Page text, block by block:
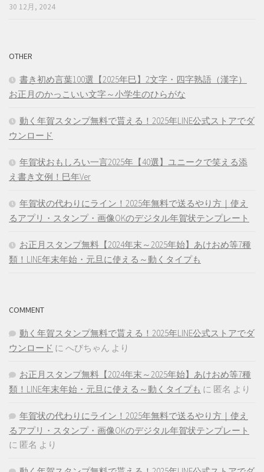
30 12月, 2024
OTHER
書き初め言葉100選【2025年巳】2文字・四字熟語（漢字）
お正月のかっこいい文字～小学生のひらがな
動く年賀スタンプ無料で貰える！2025年LINE公式ストアでダ
ウンロード
年賀状おもしろい一言2025年【40選】ユニークで笑える添
え書き文例！巳年Ver
年賀状の代わりにライン！2025年無料で送るやり方｜使え
るアプリ・スタンプ・画像OKのデジタル年賀状テンプレート
お正月スタンプ無料【2024年末～2025年始】あけおめ等7種
類！LINE年末年始・元旦に使える～動くタイプも
COMMENT
動く年賀スタンプ無料で貰える！2025年LINE公式ストアでダ
ウンロード に へびちゃん より
お正月スタンプ無料【2024年末～2025年始】あけおめ等7種
類！LINE年末年始・元旦に使える～動くタイプも に 匿名 より
年賀状の代わりにライン！2025年無料で送るやり方｜使え
るアプリ・スタンプ・画像OKのデジタル年賀状テンプレート
に 匿名 より